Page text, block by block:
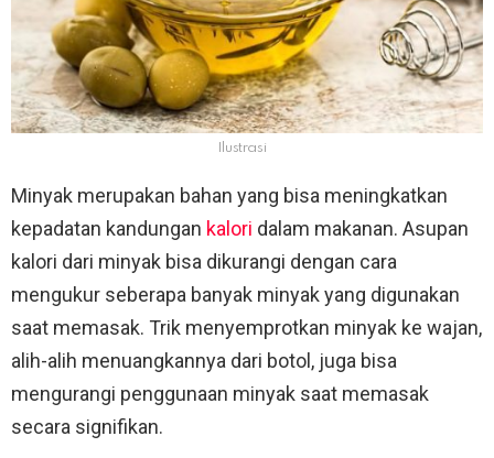
Ilustrasi
Minyak merupakan bahan yang bisa meningkatkan
kepadatan kandungan kalori dalam makanan. Asupan
kalori dari minyak bisa dikurangi dengan cara
mengukur seberapa banyak minyak yang digunakan
saat memasak. Trik menyemprotkan minyak ke wajan,
alih-alih menuangkannya dari botol, juga bisa
mengurangi penggunaan minyak saat memasak
secara signifikan.